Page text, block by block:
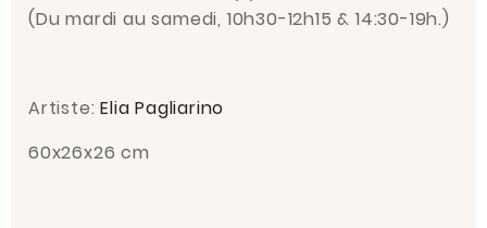
(Du mardi au samedi, 10h30-12h15 & 14:30-19h.)
Artiste:Elia Pagliarino
60x26x26 cm